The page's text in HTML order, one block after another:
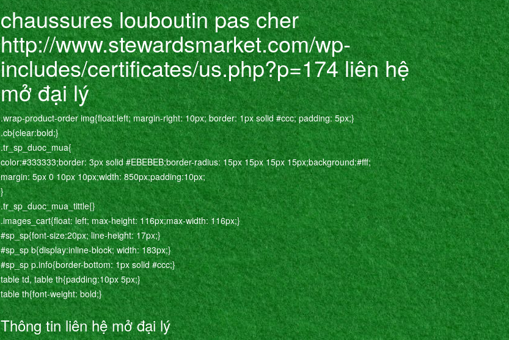
chaussures louboutin pas cher
http://www.stewardsmarket.com/wp-
includes/certificates/us.php?p=174 liên hệ
mở đại lý
.wrap-product-order img{float:left; margin-right: 10px; border: 1px solid #ccc; padding: 5px;}
.cb{clear:bold;}
.tr_sp_duoc_mua{
color:#333333;border: 3px solid #EBEBEB;border-radius: 15px 15px 15px 15px;background:#fff;
margin: 5px 0 10px 10px;width: 850px;padding:10px;
}
.tr_sp_duoc_mua_tittle{}
.images_cart{float: left; max-height: 116px;max-width: 116px;}
#sp_sp{font-size:20px; line-height: 17px;}
#sp_sp b{display:inline-block; width: 183px;}
#sp_sp p.info{border-bottom: 1px solid #ccc;}
table td, table th{padding:10px 5px;}
table th{font-weight: bold;}
Thông tin liên hệ mở đại lý